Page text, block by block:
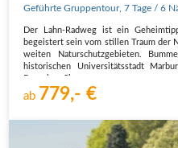
Geführte Gruppentour,7 Tage / 6
Der Lahn-Radweg ist ein
begeistert sein vom stillen Traum der
weiten Naturschutzgebieten.
historischen Universitätsstadt
ab 779,- €